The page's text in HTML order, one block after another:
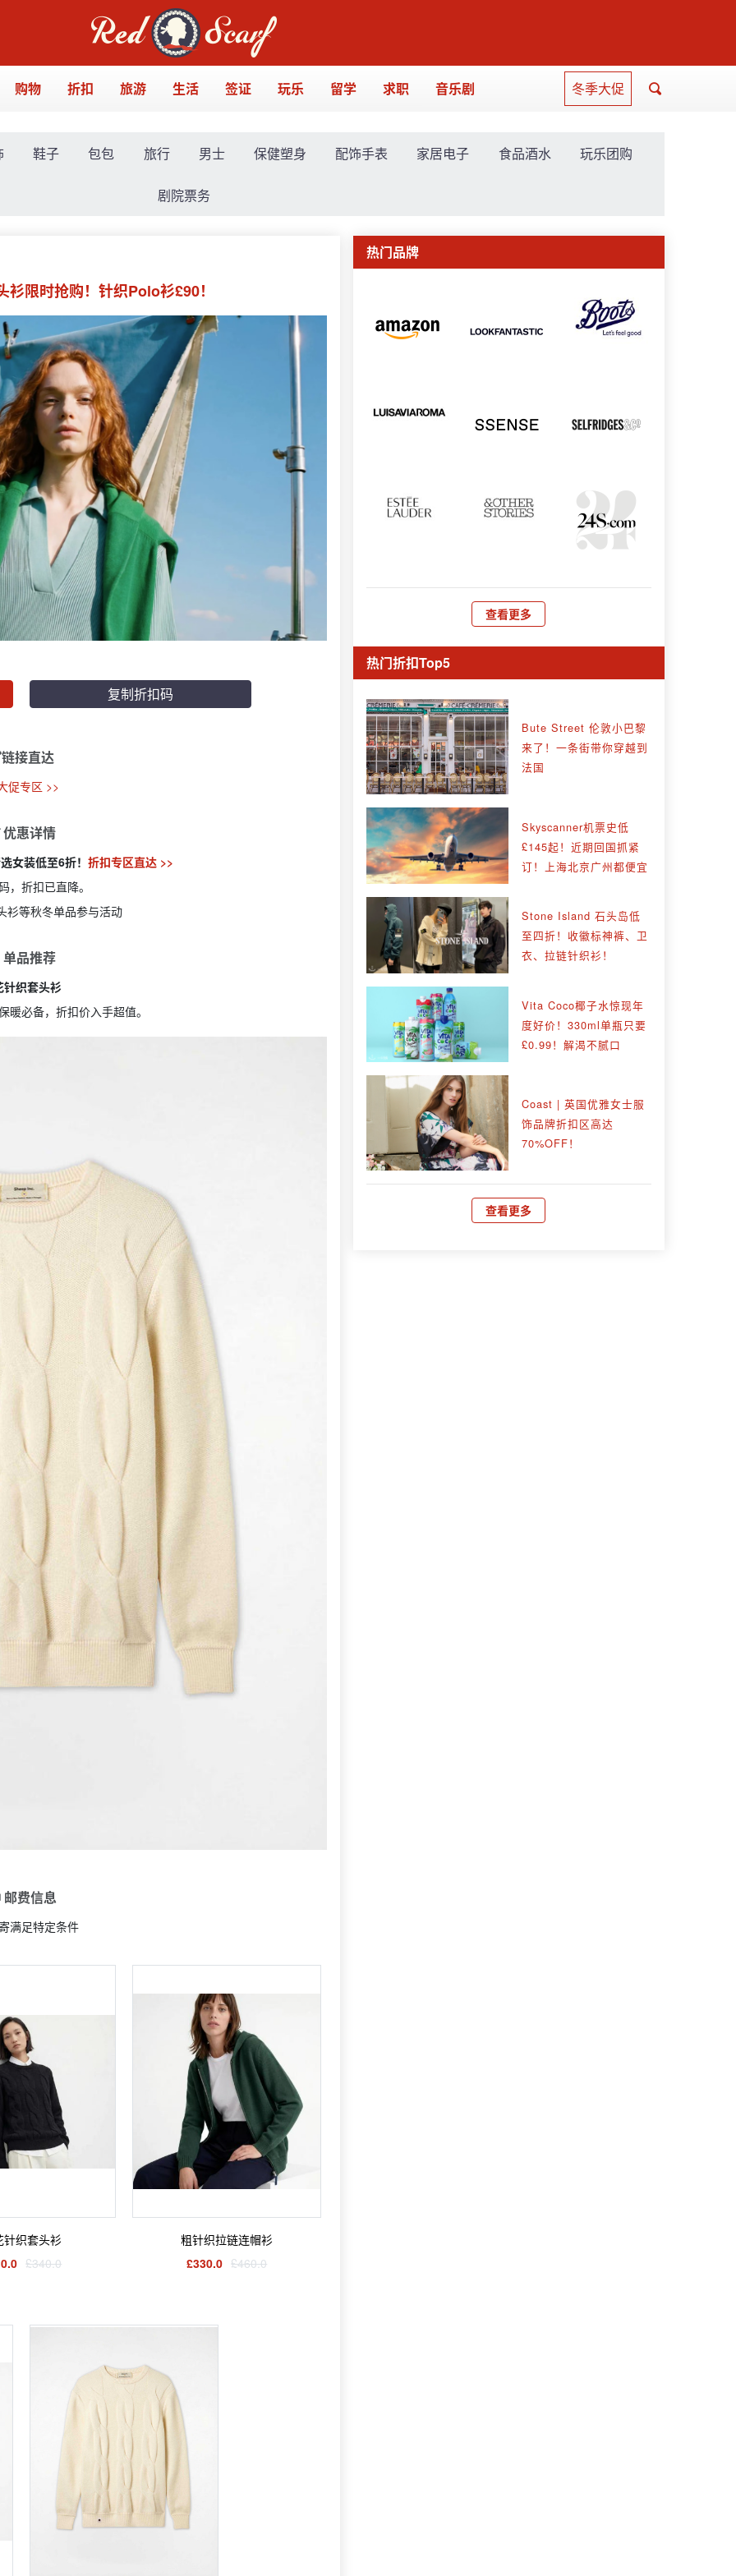
购物 折扣 旅游 生活 签证 玩乐 留学 求职 音乐剧 冬季大促
鞋子 包包 旅行 男士 保健塑身 配饰手表 家居电子 食品酒水 玩乐团购
剧院票务
限时抢购！针织Polo衫£90！
复制折扣码
接直达
促专区 >>
优惠详情
女装低至6折！折扣专区直达 >>
，折扣已直降。
衫等秋冬单品参与活动
单品推荐
针织套头衫
暖必备，折扣价入手超值。
费信息
满足特定条件
针织套头衫
£340.0
粗针织拉链连帽衫
£330.0 £460.0
热门品牌
查看更多
热门折扣Top5
Bute Street 伦敦小巴黎
来了！一条街带你穿越到
法国
Skyscanner机票史低
£145起！近期回国抓紧
订！上海北京广州都便宜
Stone Island 石头岛低
至四折！收徽标神裤、卫
衣、拉链针织衫！
Vita Coco椰子水惊现年
度好价！330ml单瓶只要
£0.99！解渴不腻口
Coast | 英国优雅女士服
饰品牌折扣区高达
70%OFF！
查看更多